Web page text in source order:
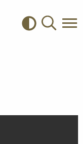
Kontrast